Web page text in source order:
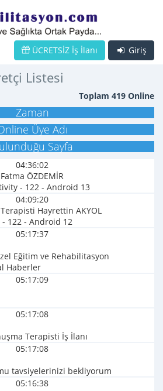
Giriş
ÜCRETSİZ İş İlanı
Listesi
Toplam 419 Online
Zaman
Üye Adı
Sayfa
04:36:02
ÖZDEMİR
- 122 - Android 13
04:09:20
Hayrettin AKYOL
122 - Android 12
05:17:37
Eğitim ve Rehabilitasyon
Haberler
05:17:09
05:17:08
Terapisti İş İlanı
05:17:08
tavsiyelerinizi bekliyorum
05:16:38